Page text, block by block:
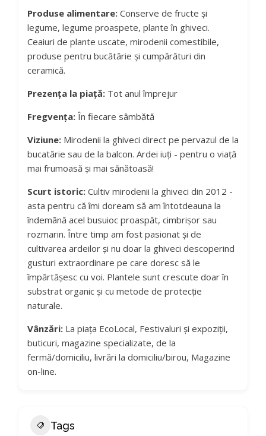
Produse alimentare: Conserve de fructe și
legume, legume proaspete, plante în ghiveci.
Ceaiuri de plante uscate, mirodenii comestibile,
produse pentru bucătărie și cumpărături din
ceramică.
Prezența la piață: Tot anul împrejur
Fregvența: În fiecare sâmbătă
Viziune: Mirodenii la ghiveci direct pe pervazul de la
bucatărie sau de la balcon. Ardei iuți - pentru o viață
mai frumoasă și mai sănătoasă!
Scurt istoric: Cultiv mirodenii la ghiveci din 2012 -
asta pentru că îmi doream să am întotdeauna la
îndemãnă acel busuioc proaspăt, cimbrișor sau
rozmarin. Între timp am fost pasionat și de
cultivarea ardeilor și nu doar la ghiveci descoperind
gusturi extraordinare pe care doresc să le
împărtășesc cu voi. Plantele sunt crescute doar în
substrat organic și cu metode de protecție
naturale.
Vânzări: La piața EcoLocal, Festivaluri și expoziții,
buticuri, magazine specializate, de la
fermă/domiciliu, livrări la domiciliu/birou, Magazine
on-line.
Tags